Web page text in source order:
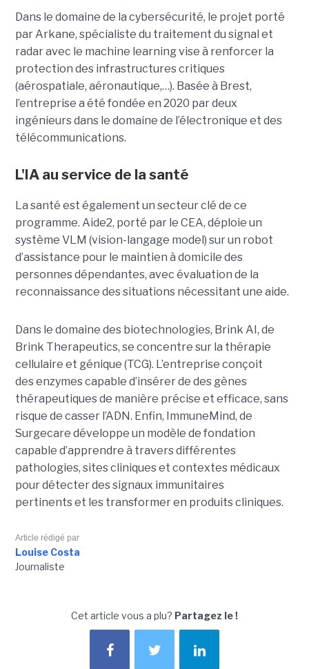
Dans le domaine de la cybersécurité, le projet porté
par Arkane, spécialiste du traitement du signal et
radar avec le machine learning vise à renforcer la
protection des infrastructures critiques
(aérospatiale, aéronautique,…). Basée à Brest,
l’entreprise a été fondée en 2020 par deux
ingénieurs dans le domaine de l’électronique et des
télécommunications.
L'IA au service de la santé
La santé est également un secteur clé de ce
programme. Aide2, porté par le CEA, déploie un
système VLM (vision-langage model) sur un robot
d’assistance pour le maintien à domicile des
personnes dépendantes, avec évaluation de la
reconnaissance des situations nécessitant une aide.
Dans le domaine des biotechnologies, Brink AI, de
Brink Therapeutics, se concentre sur la thérapie
cellulaire et génique (TCG). L’entreprise conçoit
des enzymes capable d’insérer de des gènes
thérapeutiques de manière précise et efficace, sans
risque de casser l’ADN. Enfin, ImmuneMind, de
Surgecare développe un modèle de fondation
capable d’apprendre à travers différentes
pathologies, sites cliniques et contextes médicaux
pour détecter des signaux immunitaires
pertinents et les transformer en produits cliniques.
Article rédigé par
Louise Costa
Journaliste
Cet article vous a plu? Partagez le !